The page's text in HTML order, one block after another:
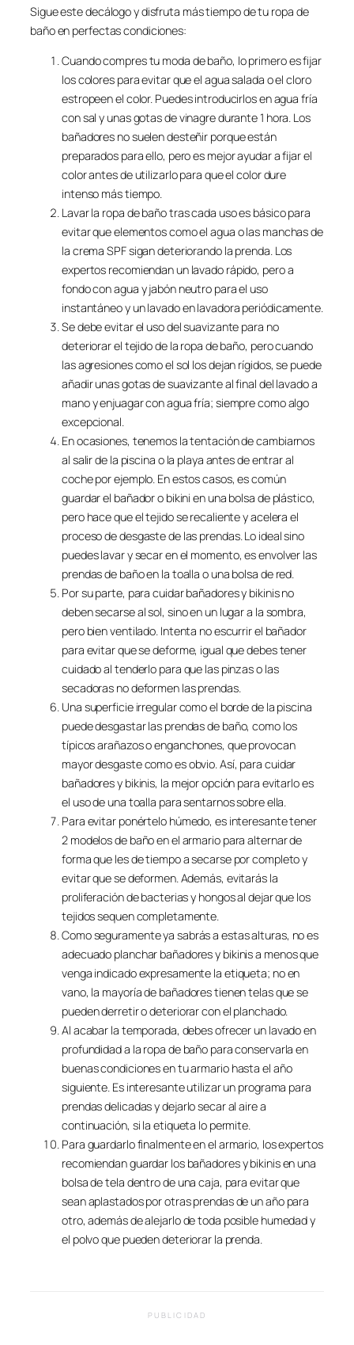
Sigue este decálogo y disfruta más tiempo de tu ropa de
baño en perfectas condiciones:
Cuando compres tu moda de baño, lo primero es fijar
los colores para evitar que el agua salada o el cloro
estropeen el color. Puedes introducirlos en agua fría
con sal y unas gotas de vinagre durante 1 hora. Los
bañadores no suelen desteñir porque están
preparados para ello, pero es mejor ayudar a fijar el
color antes de utilizarlo para que el color dure
intenso más tiempo.
Lavar la ropa de baño tras cada uso es básico para
evitar que elementos como el agua o las manchas de
la crema SPF sigan deteriorando la prenda. Los
expertos recomiendan un lavado rápido, pero a
fondo con agua y jabón neutro para el uso
instantáneo y un lavado en lavadora periódicamente.
Se debe evitar el uso del suavizante para no
deteriorar el tejido de la ropa de baño, pero cuando
las agresiones como el sol los dejan rígidos, se puede
añadir unas gotas de suavizante al final del lavado a
mano y enjuagar con agua fría; siempre como algo
excepcional.
En ocasiones, tenemos la tentación de cambiarnos
al salir de la piscina o la playa antes de entrar al
coche por ejemplo. En estos casos, es común
guardar el bañador o bikini en una bolsa de plástico,
pero hace que el tejido se recaliente y acelera el
proceso de desgaste de las prendas. Lo ideal sino
puedes lavar y secar en el momento, es envolver las
prendas de baño en la toalla o una bolsa de red.
Por su parte, para cuidar bañadores y bikinis no
deben secarse al sol, sino en un lugar a la sombra,
pero bien ventilado. Intenta no escurrir el bañador
para evitar que se deforme, igual que debes tener
cuidado al tenderlo para que las pinzas o las
secadoras no deformen las prendas.
Una superficie irregular como el borde de la piscina
puede desgastar las prendas de baño, como los
típicos arañazos o enganchones, que provocan
mayor desgaste como es obvio. Así, para cuidar
bañadores y bikinis, la mejor opción para evitarlo es
el uso de una toalla para sentarnos sobre ella.
Para evitar ponértelo húmedo, es interesante tener
2 modelos de baño en el armario para alternar de
forma que les de tiempo a secarse por completo y
evitar que se deformen. Además, evitarás la
proliferación de bacterias y hongos al dejar que los
tejidos sequen completamente.
Como seguramente ya sabrás a estas alturas, no es
adecuado planchar bañadores y bikinis a menos que
venga indicado expresamente la etiqueta; no en
vano, la mayoría de bañadores tienen telas que se
pueden derretir o deteriorar con el planchado.
Al acabar la temporada, debes ofrecer un lavado en
profundidad a la ropa de baño para conservarla en
buenas condiciones en tu armario hasta el año
siguiente. Es interesante utilizar un programa para
prendas delicadas y dejarlo secar al aire a
continuación, si la etiqueta lo permite.
Para guardarlo finalmente en el armario, los expertos
recomiendan guardar los bañadores y bikinis en una
bolsa de tela dentro de una caja, para evitar que
sean aplastados por otras prendas de un año para
otro, además de alejarlo de toda posible humedad y
el polvo que pueden deteriorar la prenda.
PUBLICIDAD